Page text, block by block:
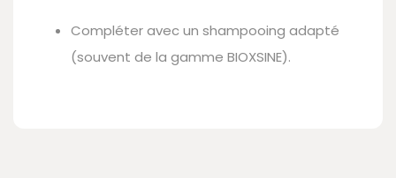
Compléter avec un shampooing adapté
(souvent de la gamme BIOXSINE).